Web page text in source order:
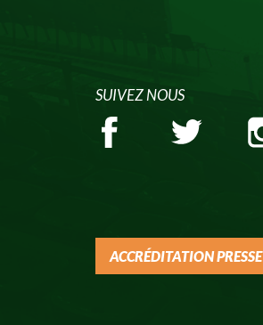
SUIVEZ NOUS
ACCRÉDITATION PRESSE